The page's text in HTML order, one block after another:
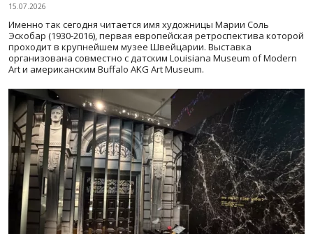
15.07.2026
Именно так сегодня читается имя художницы Марии Соль
Эскобар (1930-2016), первая европейская ретроспектива которой
проходит в крупнейшем музее Швейцарии. Выставка
организована совместно с датским Louisiana Museum of Modern
Art и американским Buffalo AKG Art Museum.